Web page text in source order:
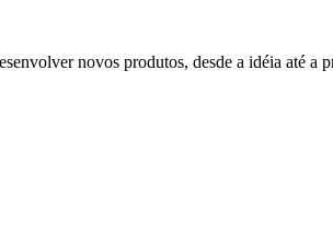
novos produtos, desde a idéia até a